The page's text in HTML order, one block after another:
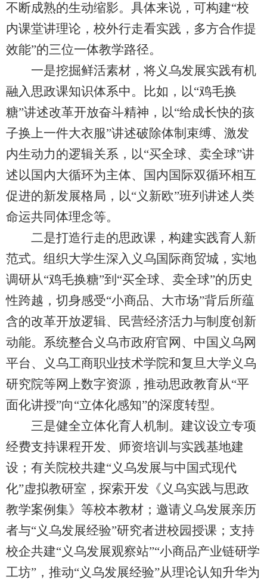
不断成熟的生动缩影。具体来说，可构建“校
内课堂讲理论，校外行走看实践，多方合作提
效能”的三位一体教学路径。
一是挖掘鲜活素材，将义乌发展实践有机
融入思政课知识体系中。比如，以“鸡毛换
糖”讲述改革开放奋斗精神，以“给成长快的孩
子换上一件大衣服”讲述破除体制束缚、激发
内生动力的逻辑关系，以“买全球、卖全球”讲
述以国内大循环为主体、国内国际双循环相互
促进的新发展格局，以“义新欧”班列讲述人类
命运共同体理念等。
二是打造行走的思政课，构建实践育人新
范式。组织大学生深入义乌国际商贸城，实地
调研从“鸡毛换糖”到“买全球、卖全球”的历史
性跨越，切身感受“小商品、大市场”背后所蕴
含的改革开放逻辑、民营经济活力与制度创新
动能。系统整合义乌市政府官网、中国义乌网
平台、义乌工商职业技术学院和复旦大学义乌
研究院等网上数字资源，推动思政教育从“平
面化讲授”向“立体化感知”的深度转型。
三是健全立体化育人机制。建议设立专项
经费支持课程开发、师资培训与实践基地建
设；有关院校共建“义乌发展与中国式现代
化”虚拟教研室，探索开发《义乌实践与思政
教学案例集》等校本教材；邀请义乌发展亲历
者与“义乌发展经验”研究者进校园授课；支持
校企共建“义乌发展观察站”“小商品产业链研学
工坊”，推动“义乌发展经验”从理论认知升华为